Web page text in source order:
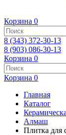
Корзина 0
8 (343) 372-30-13
8 (903) 086-30-13
Корзина 0
Корзина 0
Главная
Каталог
Алмаш
Плитка для